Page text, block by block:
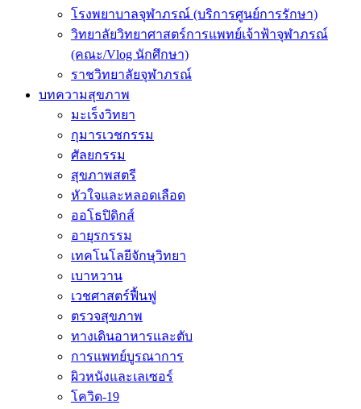
โรงพยาบาลจุฬาภรณ์ (บริการศูนย์การรักษา)
วิทยาลัยวิทยาศาสตร์การแพทย์เจ้าฟ้าจุฬาภรณ์
(คณะ/Vlog นักศึกษา)
ราชวิทยาลัยจุฬาภรณ์
บทความสุขภาพ
มะเร็งวิทยา
กุมารเวชกรรม
ศัลยกรรม
สุขภาพสตรี
หัวใจและหลอดเลือด
ออโธปิดิกส์
อายุรกรรม
เทคโนโลยีจักษุวิทยา
เบาหวาน
เวชศาสตร์ฟื้นฟู
ตรวจสุขภาพ
ทางเดินอาหารและตับ
การแพทย์บูรณาการ
ผิวหนังและเลเซอร์
โควิด-19